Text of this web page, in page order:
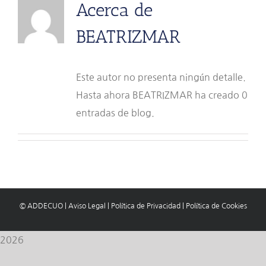
Acerca de
BEATRIZMAR
Este autor no presenta ningún detalle.
Hasta ahora BEATRIZMAR ha creado 0
entradas de blog.
© ADDECUO Aviso Legal Política de Privacidad Política de Cookies
2026